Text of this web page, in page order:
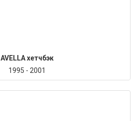
AVELLA хетчбэк
1995 - 2001